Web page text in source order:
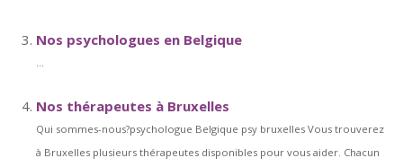
Nos psychologues en Belgique
Nos thérapeutes à Bruxelles
Qui sommes-nous?psychologue Belgique psy bruxelles Vous trouverez
à Bruxelles plusieurs thérapeutes disponibles pour vous aider. Chacun